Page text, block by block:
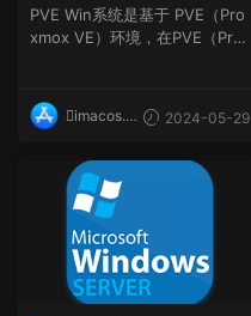
PVE Win系统是基于 PVE（Pro
xmox VE）环境，在PVE（Pro
imacos.t
2024-05-29